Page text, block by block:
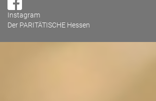
FrauenNotrufe und Frauenberatungsstellen
unserem Bundesverband
vergangenen Jahr im Rahmen der Kampagne
Instagram
Der PARITÄTISCHE Hessen